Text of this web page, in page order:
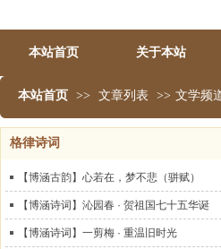
本站首页 关于本站
本站首页 >> 文章列表 >> 文学频
格律诗词
【博涵古韵】心若在，梦不悲（骈赋）
【博涵诗词】沁园春 · 贺祖国七十五华诞
【博涵诗词】一剪梅 · 重温旧时光